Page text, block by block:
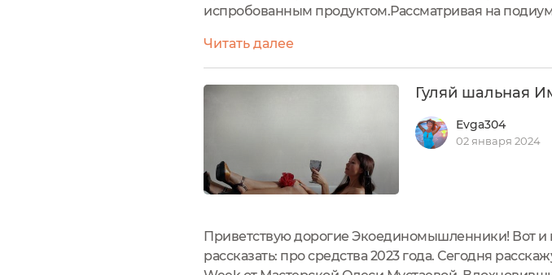
испробованным продуктом.Рассматривая на
ароматов: Backstage, Богема, Палисандр,...
Читать далее
Гуляй шальная
Evga304
02 января 2024
Приветствую дорогие Экоединомышленники! Вот и
рассказать: про средства 2023 года. Сегодня